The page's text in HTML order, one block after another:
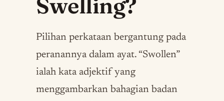
Pilihan perkataan bergantung pada
peranannya dalam ayat. “Swollen”
ialah kata adjektif yang
menggambarkan bahagian badan